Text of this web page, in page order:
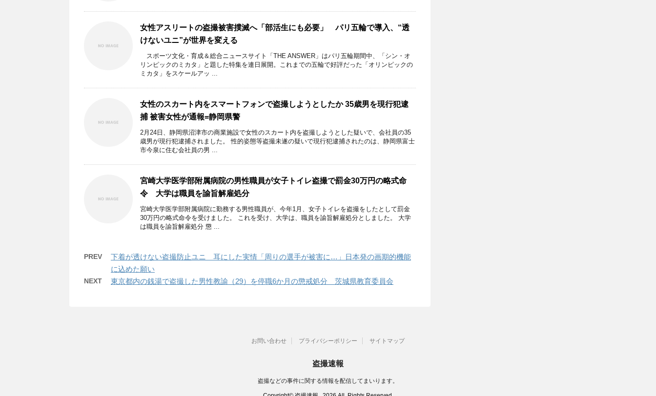
女性アスリートの盗撮被害撲滅へ「部活生にも必要」 パリ五輪で導入、“透
けないユニ”が世界を変える
スポーツ文化・育成＆総合ニュースサイト「THE ANSWER」はパリ五輪期間中、「シン・オ
リンピックのミカタ」と題した特集を連日展開。これまでの五輪で好評だった「オリンピックの
ミカタ」をスケールアッ ...
女性のスカート内をスマートフォンで盗撮しようとしたか 35歳男を現行犯逮
捕 被害女性が通報=静岡県警
2月24日、静岡県沼津市の商業施設で女性のスカート内を盗撮しようとした疑いで、会社員の35
歳男が現行犯逮捕されました。 性的姿態等盗撮未遂の疑いで現行犯逮捕されたのは、静岡県富士
市今泉に住む会社員の男 ...
宮崎大学医学部附属病院の男性職員が女子トイレ盗撮で罰金30万円の略式命
令 大学は職員を諭旨解雇処分
宮崎大学医学部附属病院に勤務する男性職員が、今年1月、女子トイレを盗撮をしたとして罰金
30万円の略式命令を受けました。 これを受け、大学は、職員を諭旨解雇処分としました。 大学
は職員を諭旨解雇処分 懲 ...
PREV
下着が透けない盗撮防止ユニ 耳にした実情「周りの選手が被害に…」日本発の画期的機能
に込めた願い
NEXT 東京都内の銭湯で盗撮した男性教諭（29）を停職6か月の懲戒処分 茨城県教育委員会
お問い合わせ プライバシーポリシー サイトマップ
盗撮速報
盗撮などの事件に関する情報を配信してまいります。